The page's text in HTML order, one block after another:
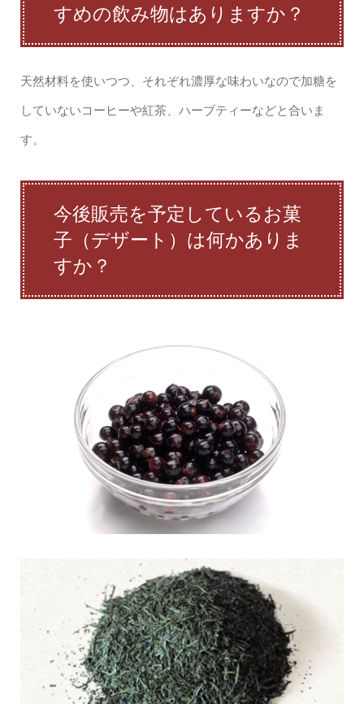
すめの飲み物はありますか？
天然材料を使いつつ、それぞれ濃厚な味わいなので加糖を
していないコーヒーや紅茶、ハーブティーなどと合いま
す。
今後販売を予定しているお菓
子（デザート）は何かありま
すか？